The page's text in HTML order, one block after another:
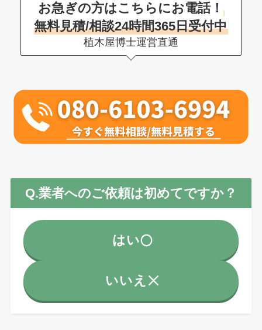
お急ぎの方はこちらにお電話！
無料見積/相談24時間365日受付中
植木屋博士運営直通
Q.業者へのご依頼は初めてですか？
はい
いいえ